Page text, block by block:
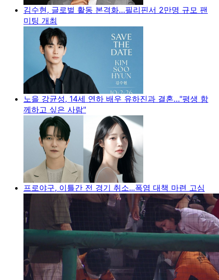
김수현, 글로벌 활동 본격화…필리핀서 2만명 규모 팬
미팅 개최
노을 강균성, 14세 연하 배우 유하진과 결혼…"평생 함
께하고 싶은 사람"
프로야구, 이틀간 전 경기 취소...폭염 대책 마련 고심